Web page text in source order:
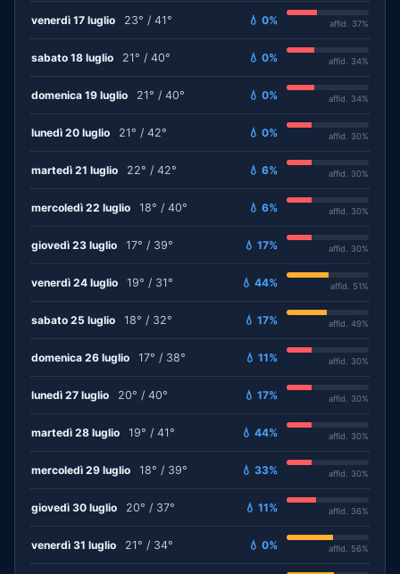
venerdì 17 luglio 23° / 41° 💧 0% affid. 37%
sabato 18 luglio 21° / 40° 💧 0% affid. 34%
domenica 19 luglio 21° / 40° 💧 0% affid. 34%
lunedì 20 luglio 21° / 42° 💧 0% affid. 30%
martedì 21 luglio 22° / 42° 💧 6% affid. 30%
mercoledì 22 luglio 18° / 40° 💧 6% affid. 30%
giovedì 23 luglio 17° / 39° 💧 17% affid. 30%
venerdì 24 luglio 19° / 31° 💧 44% affid. 51%
sabato 25 luglio 18° / 32° 💧 17% affid. 49%
domenica 26 luglio 17° / 38° 💧 11% affid. 30%
lunedì 27 luglio 20° / 40° 💧 17% affid. 30%
martedì 28 luglio 19° / 41° 💧 44% affid. 30%
mercoledì 29 luglio 18° / 39° 💧 33% affid. 30%
giovedì 30 luglio 20° / 37° 💧 11% affid. 36%
venerdì 31 luglio 21° / 34° 💧 0% affid. 56%